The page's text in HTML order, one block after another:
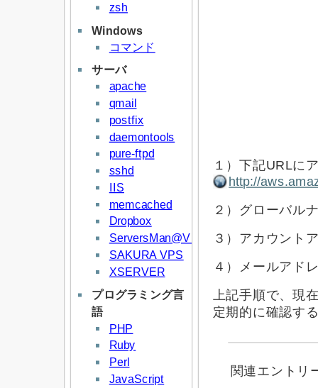
zsh
Windows
コマンド
サーバ
apache
qmail
postfix
daemontools
pure-ftpd
sshd
IIS
memcached
Dropbox
ServersMan@VPS
SAKURA VPS
XSERVER
プログラミング言
語
PHP
Ruby
Perl
JavaScript
１）下記URLに
http://
２）グローバル
３）アカウント
４）メールアド
上記手順で、現
定期的に確認す
関連エントリ